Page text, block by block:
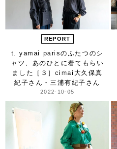
REPORT
t. yamai parisのふたつのシ
ャツ、 あのひとに着てもらい
ました
［３］cimai 大久保真
紀子さん・三浦有紀子さん
2022-10-05